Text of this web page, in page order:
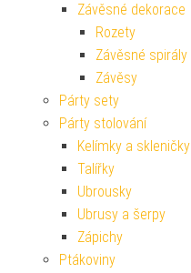
Závěsné dekorace
Rozety
Závěsné spirály
Závěsy
Párty sety
Párty stolování
Kelímky a skleničky
Talířky
Ubrousky
Ubrusy a šerpy
Zápichy
Ptákoviny